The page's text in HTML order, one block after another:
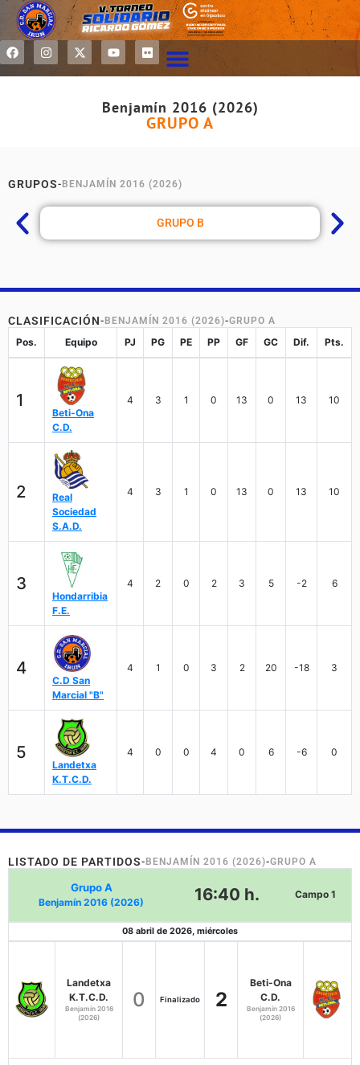
Benjamín 2016 (2026)
GRUPO A
GRUPOS- BENJAMÍN 2016 (2026)
GRUPO B
CLASIFICACIÓN- BENJAMÍN 2016 (2026)-GRUPO A
Pos. Equipo PJ PG PE PP GF GC Dif. Pts.
1
Beti-Ona
C.D.
4 3 1 0 13 0 13 10
2
Real
Sociedad
S.A.D.
4 3 1 0 13 0 13 10
3
Hondarribia
F.E.
4 2 0 2 3 5 -2 6
4
C.D San
Marcial "B"
4 1 0 3 2 20 -18 3
5
Landetxa
K.T.C.D.
4 0 0 4 0 6 -6 0
LISTADO DE PARTIDOS- BENJAMÍN 2016 (2026)-GRUPO A
Grupo A
Benjamín 2016 (2026) 16:40 h. Campo 1
08 abril de 2026, miércoles
Landetxa
K.T.C.D.
Benjamín 2016
(2026)
0 Finalizado 2
Beti-Ona
C.D.
Benjamín 2016
(2026)